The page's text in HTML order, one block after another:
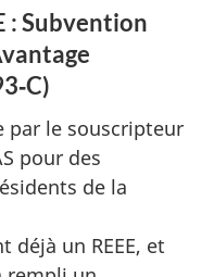
: Subvention
par le souscripteur
pour des
de la
déjà un REEE, et